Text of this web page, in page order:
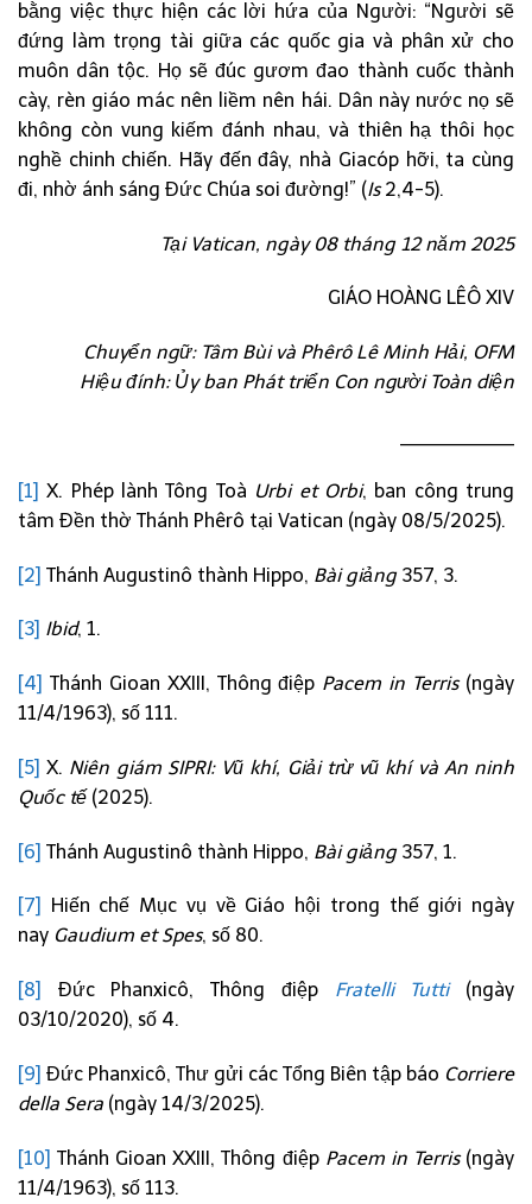
bằng việc thực hiện các lời hứa của Người: “Người sẽ
đứng làm trọng tài giữa các quốc gia và phân xử cho
muôn dân tộc. Họ sẽ đúc gươm đao thành cuốc thành
cày, rèn giáo mác nên liềm nên hái. Dân này nước nọ sẽ
không còn vung kiếm đánh nhau, và thiên hạ thôi học
nghề chinh chiến. Hãy đến đây, nhà Giacóp hỡi, ta cùng
đi, nhờ ánh sáng Đức Chúa soi đường!” (Is2,4-5).
Tại Vatican, ngày 08 tháng 12 năm 2025
GIÁO HOÀNG LÊÔ XIV
Chuyển ngữ: Tâm Bùi và Phêrô Lê Minh Hải, OFM
Hiệu đính: Ủy ban Phát triển Con người Toàn diện
[1] X. Phép lành Tông Toà Urbi et Orbi, ban công trung
tâm Đền thờ Thánh Phêrô tại Vatican (ngày 08/5/2025).
[2] Thánh Augustinô thành Hippo, Bài giảng 357, 3.
[3] Ibid, 1.
[4] Thánh Gioan XXIII, Thông điệp Pacem in Terris(ngày
11/4/1963), số 111.
[5] X. Niên giám SIPRI: Vũ khí, Giải trừ vũ khí và An ninh
Quốc tế(2025).
[6] Thánh Augustinô thành Hippo, Bài giảng 357, 1.
[7]
Hiến chế Mục vụ về Giáo hội trong thế giới ngày
nay Gaudium et Spes, số 80.
[8] Đức Phanxicô, Thông điệp Fratelli Tutti(ngày
03/10/2020), số 4.
[9] Đức Phanxicô, Thư gửi các Tổng Biên tập báo Corriere
della Sera (ngày 14/3/2025).
[10] Thánh Gioan XXIII, Thông điệp Pacem in Terris(ngày
11/4/1963), số 113.